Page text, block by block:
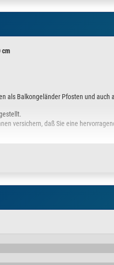
cm
als Balkongeländer Pfosten und auch
versichern, daß Sie eine
Befestigungsart können Sie
Ø 11 mm auf einem Lochkreis